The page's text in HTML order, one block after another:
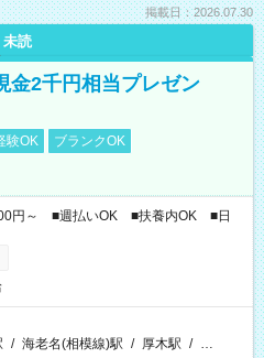
掲載日：2026.07.30
未読
金2千円相当プレゼン
験OK
ブランクOK
円～ ■週払いOK ■扶養内OK ■日
/ 海老名(相模線)駅 / 厚木駅 / …